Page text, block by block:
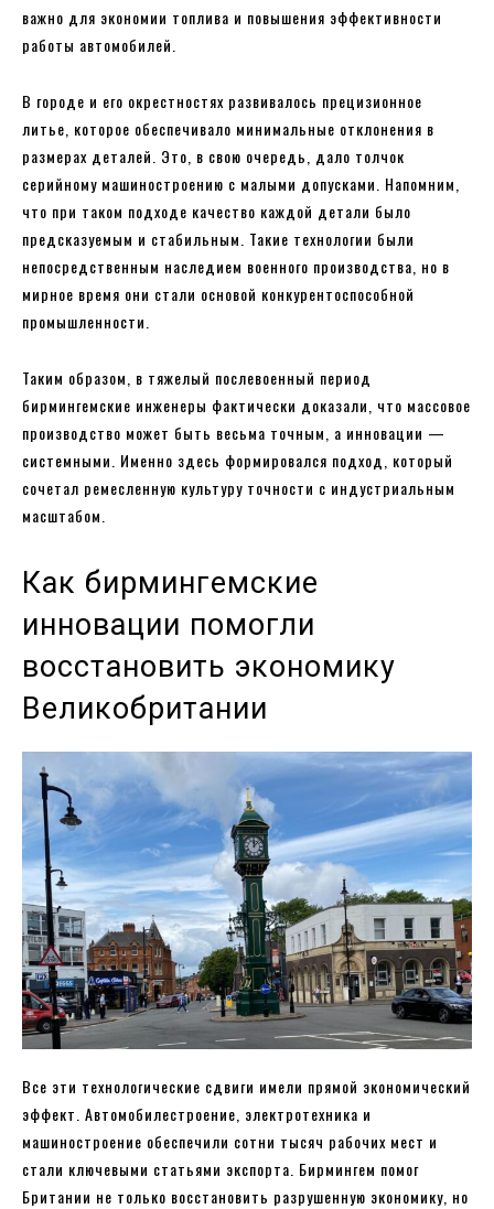
важно для экономии топлива и повышения эффективности
работы автомобилей.
В городе и его окрестностях развивалось прецизионное
литье, которое обеспечивало минимальные отклонения в
размерах деталей. Это, в свою очередь, дало толчок
серийному машиностроению с малыми допусками. Напомним,
что при таком подходе качество каждой детали было
предсказуемым и стабильным. Такие технологии были
непосредственным наследием военного производства, но в
мирное время они стали основой конкурентоспособной
промышленности.
Таким образом, в тяжелый послевоенный период
бирмингемские инженеры фактически доказали, что массовое
производство может быть весьма точным, а инновации —
системными. Именно здесь формировался подход, который
сочетал ремесленную культуру точности с индустриальным
масштабом.
Как бирмингемские
инновации помогли
восстановить экономику
Великобритании
Все эти технологические сдвиги имели прямой экономический
эффект. Автомобилестроение, электротехника и
машиностроение обеспечили сотни тысяч рабочих мест и
стали ключевыми статьями экспорта. Бирмингем помог
Британии не только восстановить разрушенную экономику, но